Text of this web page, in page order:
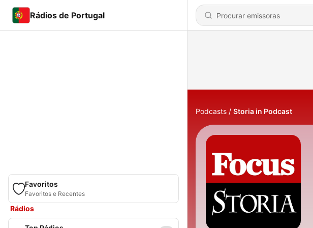
Rádios de Portugal
Favoritos
Favoritos e Recentes
Rádios
Podcasts Storia in Podcast